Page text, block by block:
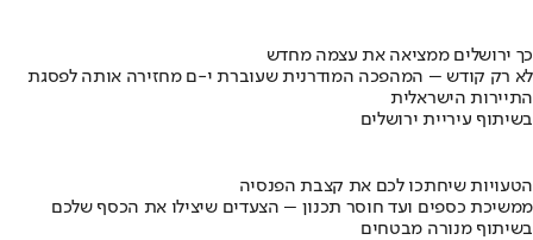
כך ירושלים ממציאה את עצמה מחדש
לא רק קודש – המהפכה המודרנית שעוברת י-ם מחזירה אותה לפסגת
התיירות הישראלית
בשיתוף עיריית ירושלים
הטעויות שיחתכו לכם את קצבת הפנסיה
ממשיכת כספים ועד חוסר תכנון – הצעדים שיצילו את הכסף שלכם
בשיתוף מנורה מבטחים